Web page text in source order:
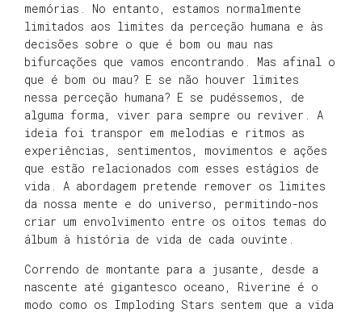
memórias. No entanto, estamos normalmente
limitados aos limites da perceção humana e às
decisões sobre o que é bom ou mau nas
bifurcações que vamos encontrando. Mas afinal o
que é bom ou mau? E se não houver limites
nessa perceção humana? E se pudéssemos, de
alguma forma, viver para sempre ou reviver. A
ideia foi transpor em melodias e ritmos as
experiências, sentimentos, movimentos e ações
que estão relacionados com esses estágios de
vida. A abordagem pretende remover os limites
da nossa mente e do universo, permitindo-nos
criar um envolvimento entre os oitos temas do
álbum à história de vida de cada ouvinte.
Correndo de montante para a jusante, desde a
nascente até gigantesco oceano, Riverine é o
modo como os Imploding Stars sentem que a vida